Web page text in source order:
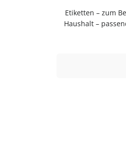
Etiketten – zum
Haushalt –
langlebig im